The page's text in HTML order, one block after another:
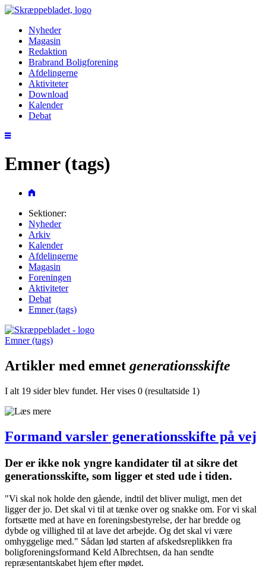
Nyheder
Magasin
Redaktion
Brabrand Boligforening
Afdelingerne
Aktiviteter
Download
Kalender
Debat
Emner (tags)
Sektioner:
Nyheder
Arkiv
Kalender
Afdelingerne
Magasin
Foreningen
Aktiviteter
Debat
Emner (tags)
Emner (tags)
Artikler med emnet generationsskifte
I alt 19 sider blev fundet. Her vises 0 (resultatside 1)
Formand varsler generationsskifte på vej
Der er ikke nok yngre kandidater til at sikre det
generationsskifte, som ligger et sted ude i tiden.
"Vi skal nok holde den gående, indtil det bliver muligt, men det
ligger der jo. Det skal vi til at tænke over og snakke om. For vi skal
fortsætte med at have en foreningsbestyrelse, der har bredde og
dybde og villighed til at lave det arbejde. Og det skal vi være
omhyggelige med." Sådan lød starten af afskedsreplikken fra
boligforeningsformand Keld Albrechtsen, da han sendte
repræsentantskabet hjem efter mødet.